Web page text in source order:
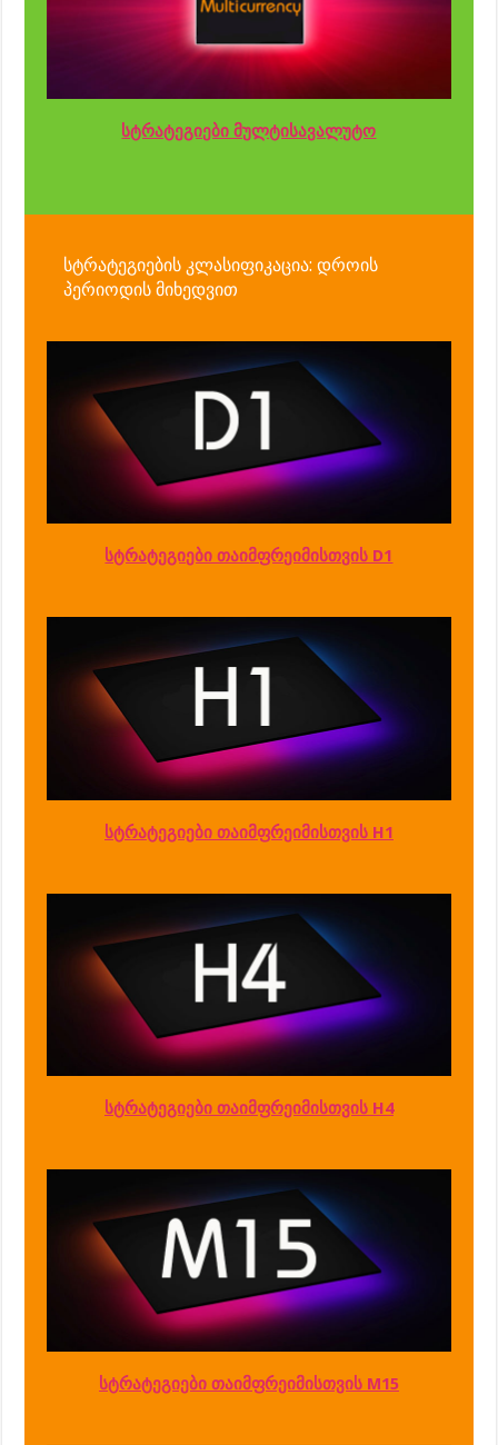
სტრატეგიები მულტისავალუტო
სტრატეგიების კლასიფიკაცია: დროის
პერიოდის მიხედვით
სტრატეგიები თაიმფრეიმისთვის D1
სტრატეგიები თაიმფრეიმისთვის H1
სტრატეგიები თაიმფრეიმისთვის H4
სტრატეგიები თაიმფრეიმისთვის M15